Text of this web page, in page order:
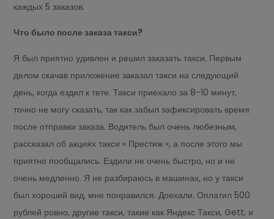
каждых 5 заказов.
Что было после заказа такси?
Я был приятно удивлен и решил заказать такси. Первым
делом скачав приложение заказал такси на следующий
день, когда ездил к тете. Такси приехало за 8-10 минут,
точно не могу сказать, так как забыл зафиксировать время
после отправки заказа. Водитель был очень любезным,
рассказал об акциях такси » Престиж «, а после этого мы
приятно пообщались. Ездили не очень быстро, но и не
очень медленно. Я не разбираюсь в машинах, но у такси
был хороший вид, мне понравился. Доехали. Оплатил 500
рублей ровно, другие такси, такие как Яндекс Такси, Gett, и